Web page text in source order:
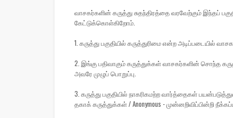
வாசகர்களின் கருத்து சுதந்திரத்தை வரவேற்கும் இந்தப்
கேட்டுக்கொள்கிறோம்.
1. கருத்து பகுதியில் கருத்துரிமை என்ற அடிப்படையில்
2. இங்கு பதிவாகும் கருத்துக்கள் வாசகர்களின் சொந்த
அவரே முழுப் பொறுப்பு.
3. கருத்து பகுதியில் நாகரிகமற்ற வார்த்தைகள்
தகாக் கருத்துக்கள் / Anonymous - முன்னறிவிப்பின்றி